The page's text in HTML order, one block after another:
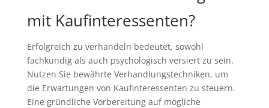
mit Kaufinteressenten?
Erfolgreich zu verhandeln bedeutet, sowohl
fachkundig als auch psychologisch versiert zu sein.
Nutzen Sie bewährte Verhandlungstechniken, um
die Erwartungen von Kaufinteressenten zu steuern.
Eine gründliche Vorbereitung auf mögliche